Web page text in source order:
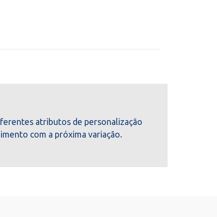
atributos de personalização
com a próxima variação.